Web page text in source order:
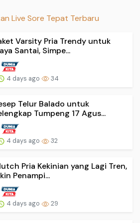
Live Sore Tepat Terbaru
Varsity Pria Trendy untuk
Santai, Simpe...
4 days ago 34
Telur Balado untuk
Tumpeng 17 Agus...
4 days ago 32
Pria Kekinian yang Lagi Tren,
Penampi...
4 days ago 29